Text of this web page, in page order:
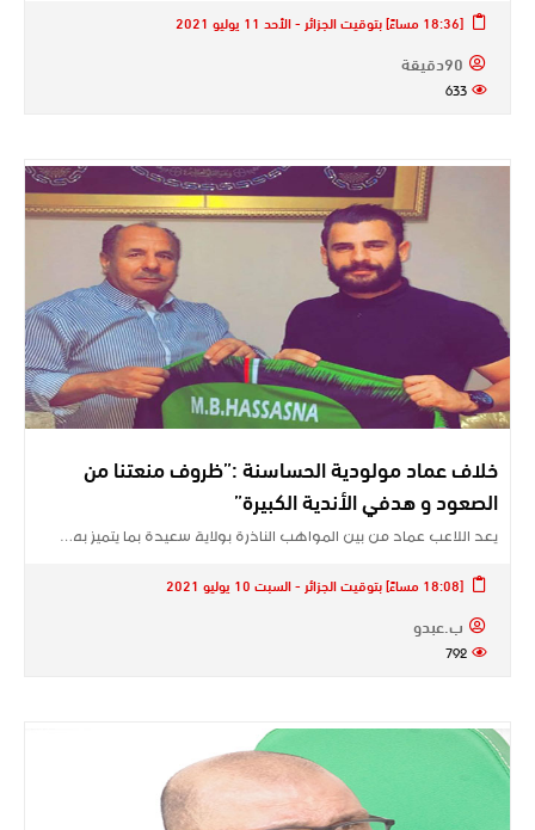
[18:36 مساءً] بتوقيت الجزائر - الأحد 11 يوليو 2021
90دقيقة
633
خلاف عماد مولودية الحساسنة :”ظروف منعتنا من
الصعود و هدفي الأندية الكبيرة”
يعد اللاعب عماد من بين المواهب الناذرة بولاية سعيدة بما يتميز به…
[18:08 مساءً] بتوقيت الجزائر - السبت 10 يوليو 2021
ب.عبدو
792